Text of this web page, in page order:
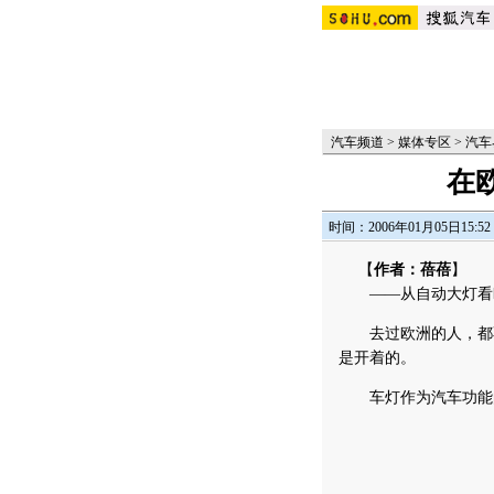
汽车频道 > 媒体专区 > 汽
在
时间：2006年01月05日15:52
【作者：蓓蓓】
——从自动大灯看
去过欧洲的人，都
是开着的。
车灯作为汽车功能